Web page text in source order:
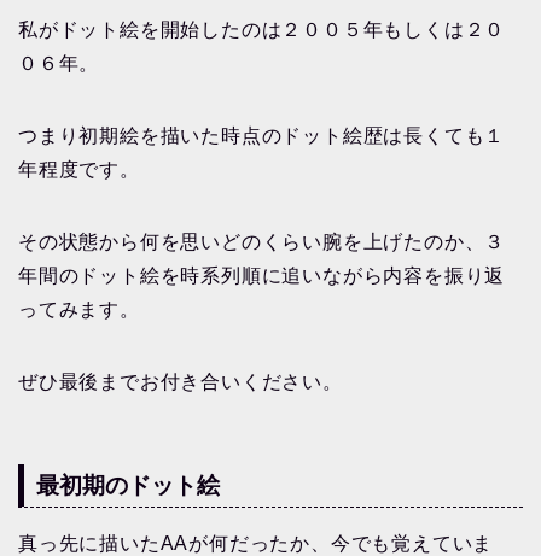
私がドット絵を開始したのは２００５年もしくは２０
０６年。
つまり初期絵を描いた時点のドット絵歴は長くても１
年程度です。
その状態から何を思いどのくらい腕を上げたのか、３
年間のドット絵を時系列順に追いながら内容を振り返
ってみます。
ぜひ最後までお付き合いください。
最初期のドット絵
真っ先に描いたAAが何だったか、今でも覚えていま